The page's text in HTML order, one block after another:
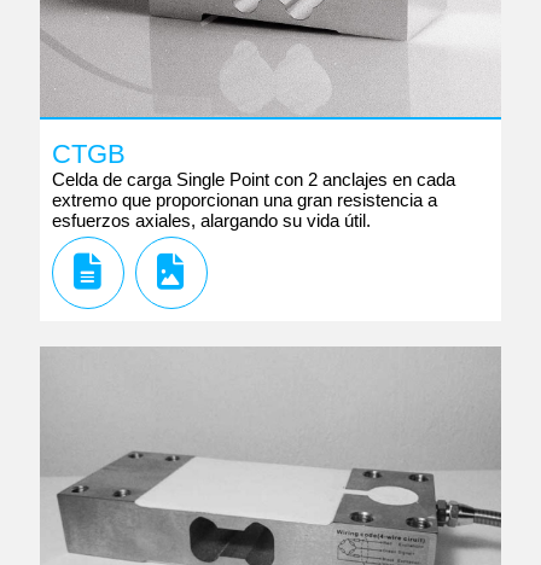
CTGB
Celda de carga Single Point con 2 anclajes en cada
extremo que proporcionan una gran resistencia a
esfuerzos axiales, alargando su vida útil.